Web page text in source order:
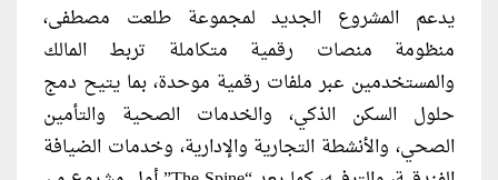
يدعم المشروع الجديد لمجموعة طلعت مصطفى،
منظومة منصات رقمية متكاملة تربط المالك
والمستخدمين عبر ملفات رقمية موحدة، بما يتيح دمج
حلول السكن الذكي، والخدمات الصحية والتأمين
الصحي، والأنشطة التجارية والإدارية، وخدمات الضيافة